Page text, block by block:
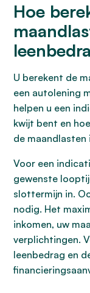
Hoe
U berekent de
een autolening
helpen u een
kwijt bent en
de
Voor een
gewenste
slottermijn in.
nodig. Het
inkomen, uw
verplichtingen.
leenbedrag en